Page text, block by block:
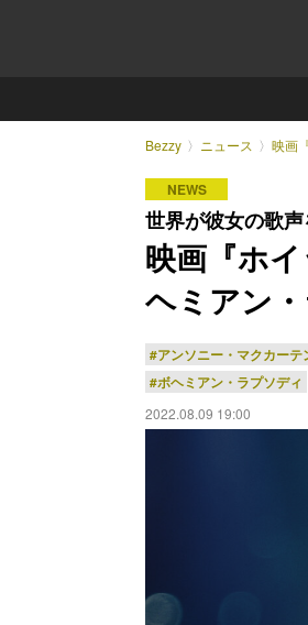
Bezzy ニュース 映画
NEWS
世界が彼女の歌
映画『ホ
ヘミアン
#アンソニー・マクカーテ
#ボヘミアン・ラプソディ
2022.08.09 19:00